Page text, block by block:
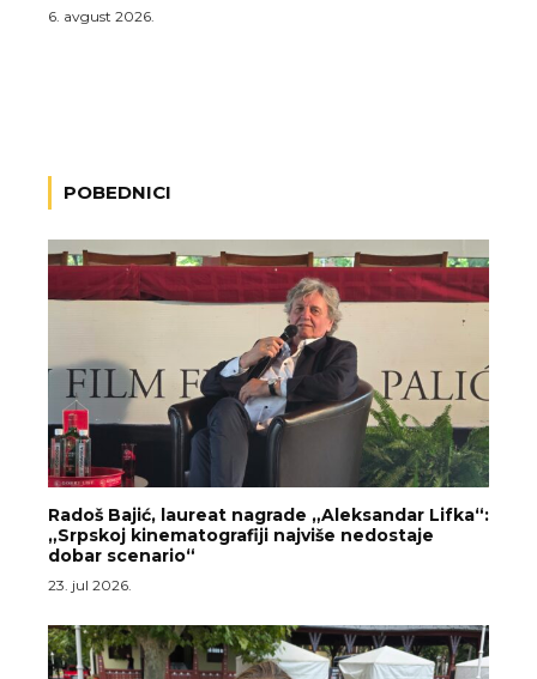
6. avgust 2026.
POBEDNICI
Radoš Bajić, laureat nagrade „Aleksandar Lifka“:
„Srpskoj kinematografiji najviše nedostaje
dobar scenario“
23. jul 2026.